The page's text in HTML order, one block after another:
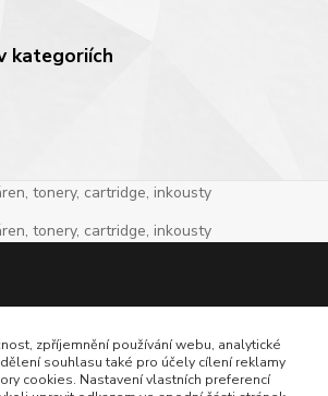
kategoriích
tonery, cartridge, inkousty
tonery, cartridge, inkousty
zpříjemnění používání webu, analytické
souhlasu také pro účely cílení reklamy
cookies. Nastavení vlastních preferencí